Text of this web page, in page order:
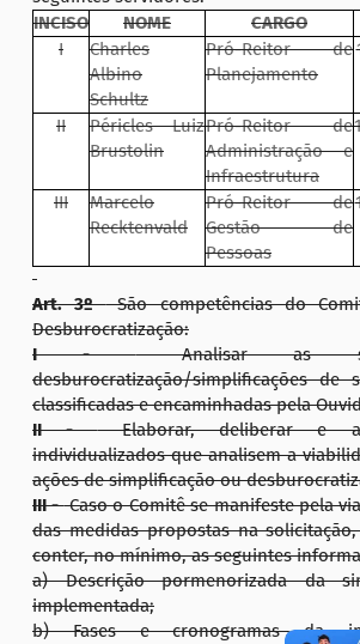
INCISO
NOME CARGO
I
Charles
Albino
Schultz
Pró-Reitor de
Planejamento
II
Péricles Luiz
Brustolin
Pró-Reitor de
Administração e
Infraestrutura
III
Marcelo
Recktenvald
Pró-Reitor de
Gestão de
Pessoas
Art. 3ºSão competências do
Desburocratização:
I -Analisar as
desburocratização/simplificações de
classificadas e encaminhadas pela
II -Elaborar, deliberar e
individualizados que analisem a
ações de simplificação ou
III -Caso o Comitê se manifeste pela
das medidas propostas na
conter, no mínimo, as seguintes
a) Descrição pormenorizada da
implementada;
b) Fases e cronogramas da